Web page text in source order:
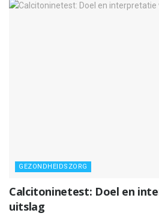
GEZONDHEIDSZORG
Calcitoninetest: Doel en
uitslag